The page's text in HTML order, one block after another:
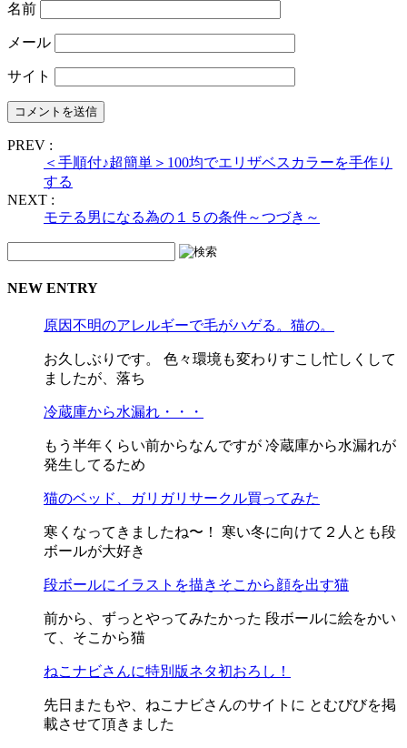
名前
メール
サイト
PREV :
＜手順付♪超簡単＞100均でエリザベスカラーを手作り
する
NEXT :
モテる男になる為の１５の条件～つづき～
NEW ENTRY
原因不明のアレルギーで毛がハゲる。猫の。
お久しぶりです。 色々環境も変わりすこし忙しくして
ましたが、落ち
冷蔵庫から水漏れ・・・
もう半年くらい前からなんですが 冷蔵庫から水漏れが
発生してるため
猫のベッド、ガリガリサークル買ってみた
寒くなってきましたね〜！ 寒い冬に向けて２人とも段
ボールが大好き
段ボールにイラストを描きそこから顔を出す猫
前から、ずっとやってみたかった 段ボールに絵をかい
て、そこから猫
ねこナビさんに特別版ネタ初おろし！
先日またもや、ねこナビさんのサイトに とむびびを掲
載させて頂きました